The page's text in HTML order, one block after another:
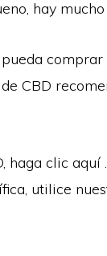
hay
CBD
haga clic aquí
utilice